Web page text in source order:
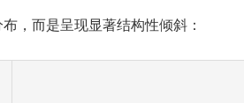
，而是呈现显著结构性倾斜：